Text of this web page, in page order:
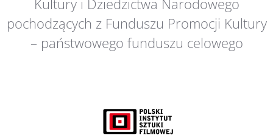
pochodzących z Funduszu Promocji Kultury
– państwowego funduszu celowego